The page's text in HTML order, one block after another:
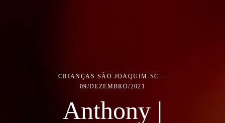
CRIANÇAS SÃO JOAQUIM-SC
09/DEZEMBRO/2021
Anthony |